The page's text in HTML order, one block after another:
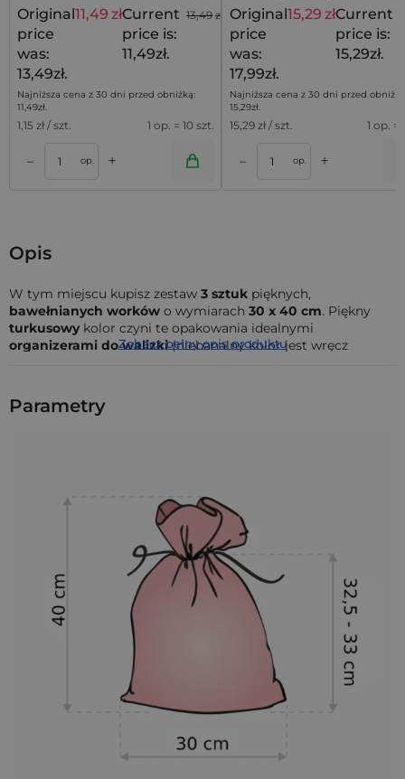
13,49 zł
Original
price
was:
13,49zł.
11,49 złCurrent
price is:
11,49zł.
Najniższa cena z 30 dni przed obniżką:
11,49zł.
1,15 zł / szt. 1 op. = 10 szt.
– op. +
Original
price
was:
17,99zł.
15,29 złCurrent
price is:
15,29zł.
Najniższa cena z 30 dni przed
15,29zł.
15,29 zł / szt. 1 op. =
– op. +
Dodaj do koszyka
Opis
W tym miejscu kupisz zestaw 3 sztuk pięknych,
bawełnianych worków o wymiarach 30 x 40 cm. Piękny
turkusowy kolor czyni te opakowania idealnymi
organizerami do walizki(niebanalny kolor jest wręcz
rodzaju rękodzieło oraz prezenty dla bliskich.
Nasze woreczki doskonale posłużą do przechowywania
takich przedmiotów jak kosmetyki, świeczki czy mydełka.
Worki bawełniane
sprawdzają się jako niebanalne
opakowanie prezentowe - od firmy, organizacji lub od bliskiej
Worki z bawełny
znajdą zastosowanie wszędzie tam,
gdzie tego potrzebujesz - możesz w nich przechowywać to,
co zapragniesz!
Zobacz pełny opis produktu
Parametry